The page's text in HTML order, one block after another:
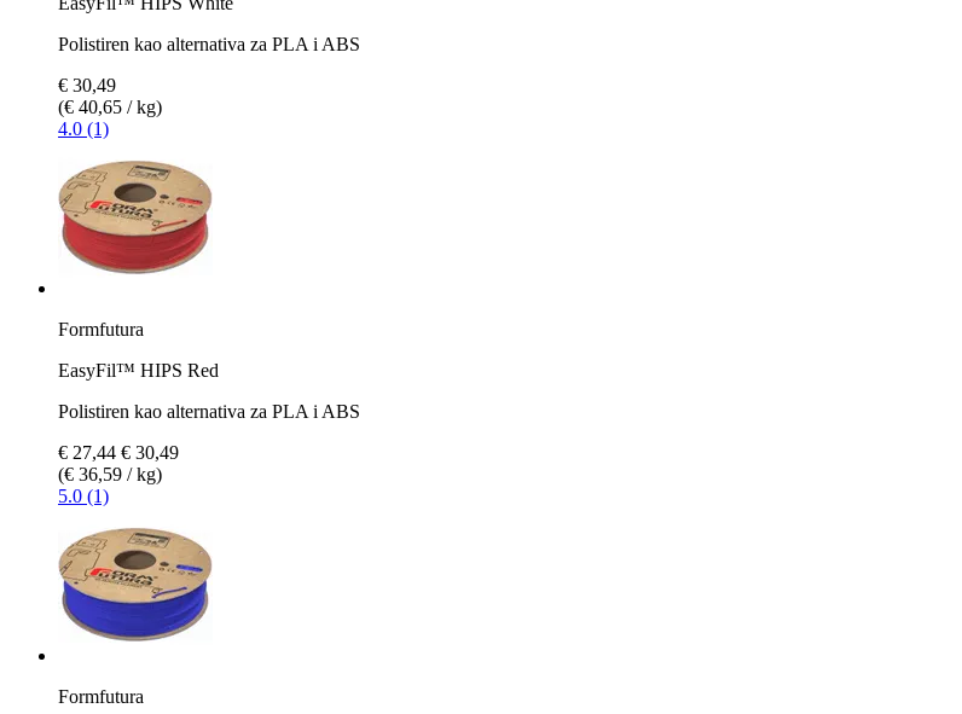
Polistiren kao alternativa za PLA i ABS
€ 30,49
(€ 40,65 / kg)
4.0 (1)
Formfutura
EasyFil™ HIPS Red
Polistiren kao alternativa za PLA i ABS
€ 27,44 € 30,49
(€ 36,59 / kg)
5.0 (1)
Formfutura